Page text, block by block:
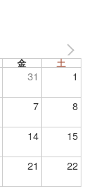
金 土
31 1
7 8
14 15
21 22